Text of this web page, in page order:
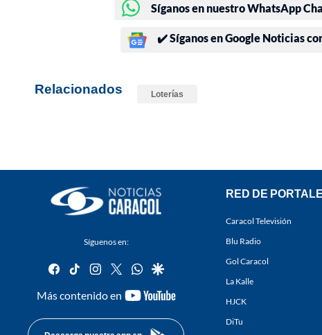
Síganos en nuestro WhatsApp
✔️ Síganos en Google Noticias
Relacionados Loterías
Síguenos en:
facebook
tiktok instagram
twitterwhatsapp
google
Más contenido en
youtube-
RED DE
Caracol Televisión
Blu Radio
Gol Caracol
La Kalle
HJCK
DiTu